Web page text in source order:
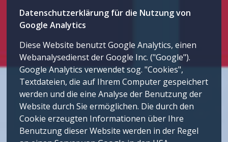
Datenschutzerklärung für die Nutzung von
Google Analytics
Diese Website benutzt Google Analytics, einen
Webanalysedienst der Google Inc. ("Google").
Google Analytics verwendet sog. "Cookies",
Textdateien, die auf Ihrem Computer gespeichert
werden und die eine Analyse der Benutzung der
Website durch Sie ermöglichen. Die durch den
Cookie erzeugten Informationen über Ihre
Benutzung dieser Website werden in der Regel